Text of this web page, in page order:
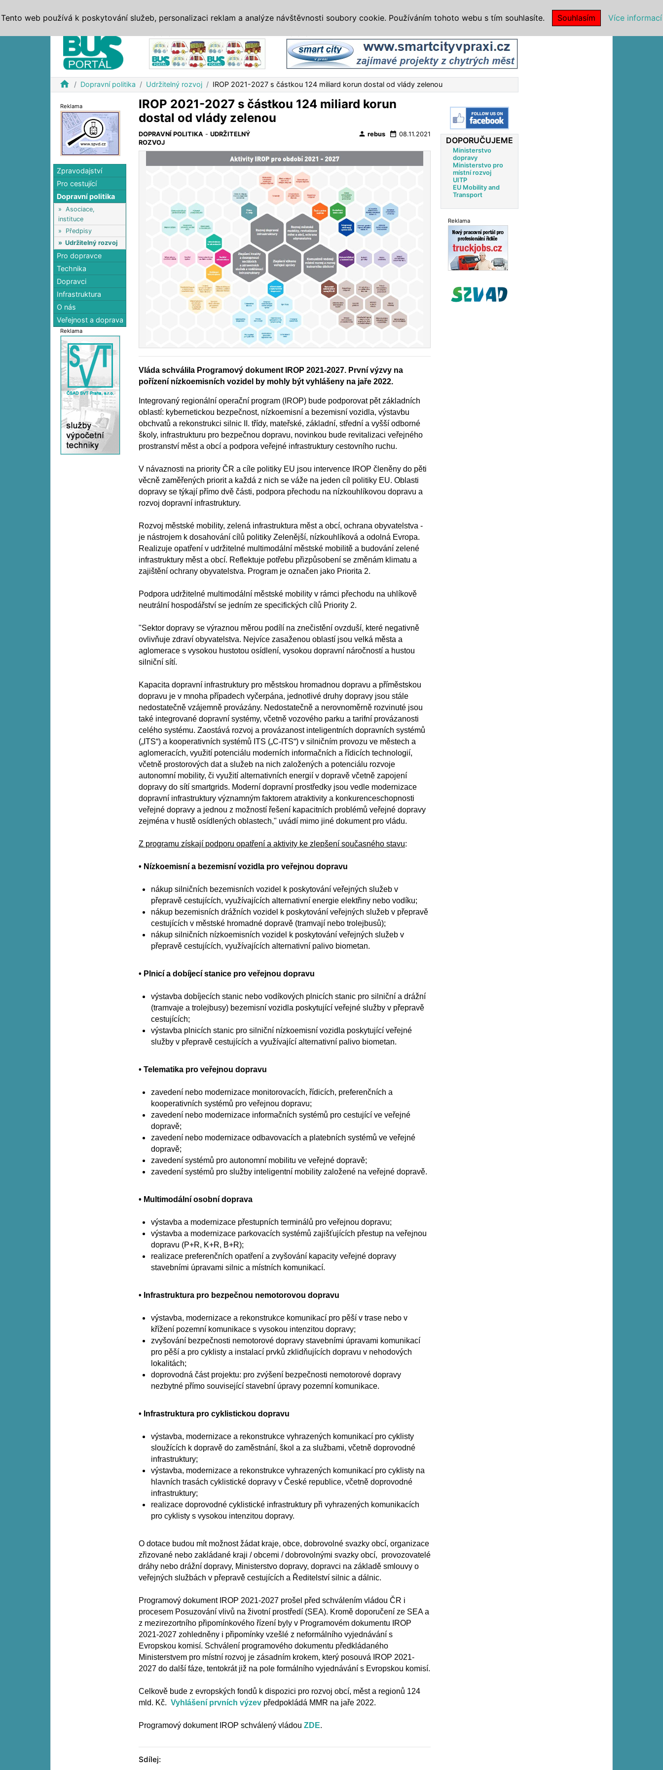
home Dopravní politika Udržitelný rozvoj IROP 2021-2027 s částkou 124 miliard korun dostal od vlády zelenou
Reklama
Zpravodajství
Pro cestující
Dopravní politika
» Asociace,
instituce
» Předpisy
» Udržitelný rozvoj
Pro dopravce
Technika
Dopravci
Infrastruktura
O nás
Veřejnost a doprava
Reklama
IROP 2021-2027 s částkou 124 miliard korun
dostal od vlády zelenou
DOPRAVNÍ POLITIKA -UDRŽITELNÝ
ROZVOJ
person rebus date_range 08.11.2021
Vláda schválila Programový dokument IROP 2021-2027. První výzvy na
pořízení nízkoemisních vozidel by mohly být vyhlášeny na jaře 2022.
Integrovaný regionální operační program (IROP) bude podporovat pět základních
oblastí: kybernetickou bezpečnost, nízkoemisní a bezemisní vozidla, výstavbu
obchvatů a rekonstrukci silnic II. třídy, mateřské, základní, střední a vyšší odborné
školy, infrastrukturu pro bezpečnou dopravu, novinkou bude revitalizaci veřejného
prostranství měst a obcí a podpora veřejné infrastruktury cestovního ruchu.
V návaznosti na priority ČR a cíle politiky EU jsou intervence IROP členěny do pěti
věcně zaměřených priorit a každá z nich se váže na jeden cíl politiky EU. Oblasti
dopravy se týkají přímo dvě části, podpora přechodu na nízkouhlíkovou dopravu a
rozvoj dopravní infrastruktury.
Rozvoj městské mobility, zelená infrastruktura měst a obcí, ochrana obyvatelstva -
je nástrojem k dosahování cílů politiky Zelenější, nízkouhlíková a odolná Evropa.
Realizuje opatření v udržitelné multimodální městské mobilitě a budování zelené
infrastruktury měst a obcí. Reflektuje potřebu přizpůsobení se změnám klimatu a
zajištění ochrany obyvatelstva. Program je označen jako Priorita 2.
Podpora udržitelné multimodální městské mobility v rámci přechodu na uhlíkově
neutrální hospodářství se jedním ze specifických cílů Priority 2.
"Sektor dopravy se výraznou měrou podílí na znečistění ovzduší, které negativně
ovlivňuje zdraví obyvatelstva. Nejvíce zasaženou oblastí jsou velká města a
aglomerace s vysokou hustotou osídlení, vysokou dopravní náročností a hustou
silniční sítí.
Kapacita dopravní infrastruktury pro městskou hromadnou dopravu a příměstskou
dopravu je v mnoha případech vyčerpána, jednotlivé druhy dopravy jsou stále
nedostatečně vzájemně provázány. Nedostatečně a nerovnoměrně rozvinuté jsou
také integrované dopravní systémy, včetně vozového parku a tarifní provázanosti
celého systému. Zaostává rozvoj a provázanost inteligentních dopravních systémů
(„ITS“) a kooperativních systémů ITS („C-ITS“) v silničním provozu ve městech a
aglomeracích, využití potenciálu moderních informačních a řídicích technologií,
včetně prostorových dat a služeb na nich založených a potenciálu rozvoje
autonomní mobility, či využití alternativních energií v dopravě včetně zapojení
dopravy do sítí smartgrids. Moderní dopravní prostředky jsou vedle modernizace
dopravní infrastruktury významným faktorem atraktivity a konkurenceschopnosti
veřejné dopravy a jednou z možností řešení kapacitních problémů veřejné dopravy
zejména v hustě osídlených oblastech," uvádí mimo jiné dokument pro vládu.
Z programu získají podporu opatření a aktivity ke zlepšení současného stavu:
• Nízkoemisní a bezemisní vozidla pro veřejnou dopravu
nákup silničních bezemisních vozidel k poskytování veřejných služeb v
přepravě cestujících, využívajících alternativní energie elektřiny nebo vodíku;
nákup bezemisních drážních vozidel k poskytování veřejných služeb v přepravě
cestujících v městské hromadné dopravě (tramvají nebo trolejbusů);
nákup silničních nízkoemisních vozidel k poskytování veřejných služeb v
přepravě cestujících, využívajících alternativní palivo biometan.
• Plnicí a dobíjecí stanice pro veřejnou dopravu
výstavba dobíjecích stanic nebo vodíkových plnicích stanic pro silniční a drážní
(tramvaje a trolejbusy) bezemisní vozidla poskytující veřejné služby v přepravě
cestujících;
výstavba plnicích stanic pro silniční nízkoemisní vozidla poskytující veřejné
služby v přepravě cestujících a využívající alternativní palivo biometan.
• Telematika pro veřejnou dopravu
zavedení nebo modernizace monitorovacích, řídicích, preferenčních a
kooperativních systémů pro veřejnou dopravu;
zavedení nebo modernizace informačních systémů pro cestující ve veřejné
dopravě;
zavedení nebo modernizace odbavovacích a platebních systémů ve veřejné
dopravě;
zavedení systémů pro autonomní mobilitu ve veřejné dopravě;
zavedení systémů pro služby inteligentní mobility založené na veřejné dopravě.
• Multimodální osobní doprava
výstavba a modernizace přestupních terminálů pro veřejnou dopravu;
výstavba a modernizace parkovacích systémů zajišťujících přestup na veřejnou
dopravu (P+R, K+R, B+R);
realizace preferenčních opatření a zvyšování kapacity veřejné dopravy
stavebními úpravami silnic a místních komunikací.
• Infrastruktura pro bezpečnou nemotorovou dopravu
výstavba, modernizace a rekonstrukce komunikací pro pěší v trase nebo v
křížení pozemní komunikace s vysokou intenzitou dopravy;
zvyšování bezpečnosti nemotorové dopravy stavebními úpravami komunikací
pro pěší a pro cyklisty a instalací prvků zklidňujících dopravu v nehodových
lokalitách;
doprovodná část projektu: pro zvýšení bezpečnosti nemotorové dopravy
nezbytné přímo související stavební úpravy pozemní komunikace.
• Infrastruktura pro cyklistickou dopravu
výstavba, modernizace a rekonstrukce vyhrazených komunikací pro cyklisty
sloužících k dopravě do zaměstnání, škol a za službami, včetně doprovodné
infrastruktury;
výstavba, modernizace a rekonstrukce vyhrazených komunikací pro cyklisty na
hlavních trasách cyklistické dopravy v České republice, včetně doprovodné
infrastruktury;
realizace doprovodné cyklistické infrastruktury při vyhrazených komunikacích
pro cyklisty s vysokou intenzitou dopravy.
O dotace budou mít možnost žádat kraje, obce, dobrovolné svazky obcí, organizace
zřizované nebo zakládané kraji / obcemi / dobrovolnými svazky obcí, provozovatelé
dráhy nebo drážní dopravy, Ministerstvo dopravy, dopravci na základě smlouvy o
veřejných službách v přepravě cestujících a Ředitelství silnic a dálnic.
Programový dokument IROP 2021-2027 prošel před schválením vládou ČR i
procesem Posuzování vlivů na životní prostředí (SEA). Kromě doporučení ze SEA a
z mezirezortního připomínkového řízení byly v Programovém dokumentu IROP
2021-2027 zohledněny i připomínky vzešlé z neformálního vyjednávání s
Evropskou komisí. Schválení programového dokumentu předkládaného
Ministerstvem pro místní rozvoj je zásadním krokem, který posouvá IROP 2021-
2027 do další fáze, tentokrát již na pole formálního vyjednávání s Evropskou komisí.
Celkově bude z evropských fondů k dispozici pro rozvoj obcí, měst a regionů 124
mld. Kč.Vyhlášení prvních výzev předpokládá MMR na jaře 2022.
Programový dokument IROP schválený vládouZDE.
Sdílej:
DOPORUČUJEME
Ministerstvo
dopravy
Ministerstvo pro
místní rozvoj
UITP
EU Mobility and
Transport
Reklama
Tento web používá k poskytování služeb, personalizaci reklam a analýze návštěvnosti soubory cookie. Používáním tohoto webu s tím souhlasíte. Souhlasím Více informací